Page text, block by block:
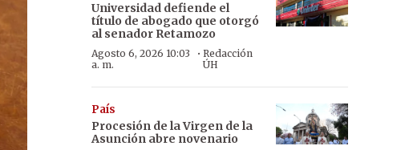
Universidad defiende el
título de abogado que otorgó
al senador Retamozo
Agosto 6, 2026 10:03
a. m.
·Redacción
ÚH
País
Procesión de la Virgen de la
Asunción abre novenario